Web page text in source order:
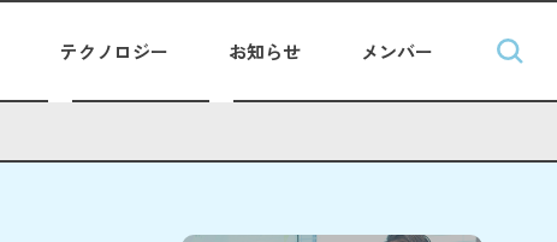
テクノロジー お知らせ メンバー